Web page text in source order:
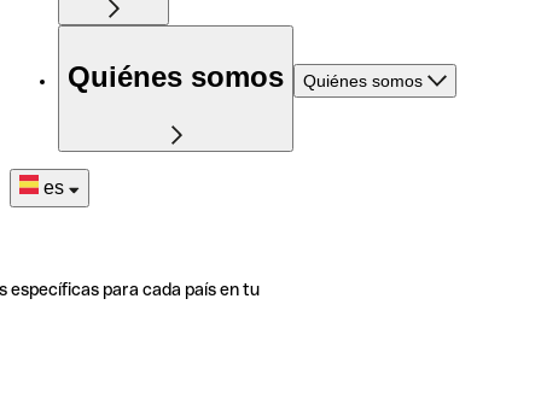
Quiénes somos Quiénes somos
es
específicas para cada país en tu